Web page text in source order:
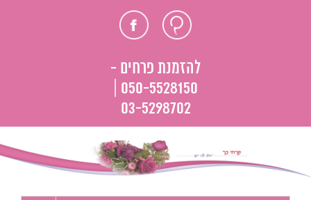
חוות פייסבוק
להזמנת פרחים -
050-5528150 |
03-5298702